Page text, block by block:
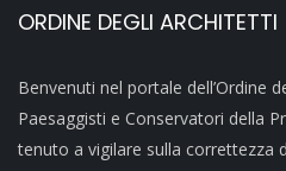
ORDINE DEGLI ARCHITETTI
Benvenuti nel portale dell’Ordine
Paesaggisti e Conservatori della
tenuto a vigilare sulla correttezza